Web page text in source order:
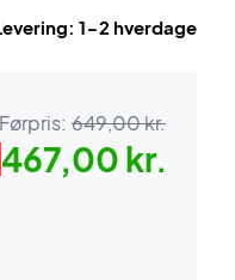
1-2 hverdage
Førpris: 649,00 kr.
467,00 kr.